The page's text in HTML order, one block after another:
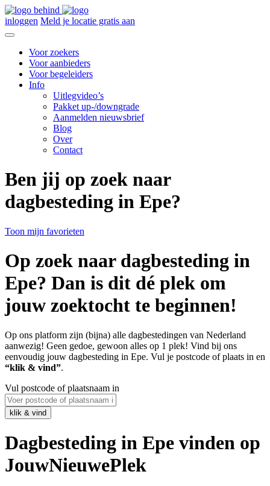
inloggen Meld je locatie gratis aan
Voor zoekers
Voor aanbieders
Voor begeleiders
Info
Uitlegvideo’s
Pakket up-/downgrade
Aanmelden nieuwsbrief
Blog
Over
Contact
Ben jij op zoek naar
dagbesteding in Epe?
Toon mijn favorieten
Op zoek naar dagbesteding in
Epe? Dan is dit dé plek om
jouw zoektocht te beginnen!
Op ons platform zijn (bijna) alle dagbestedingen van Nederland
aanwezig! Geen gedoe, gewoon alles op 1 plek! Vind bij ons
eenvoudig jouw dagbesteding in Epe. Vul je postcode of plaats in en
“klik & vind”.
Vul postcode of plaatsnaam in
Dagbesteding in Epe vinden op
JouwNieuwePlek